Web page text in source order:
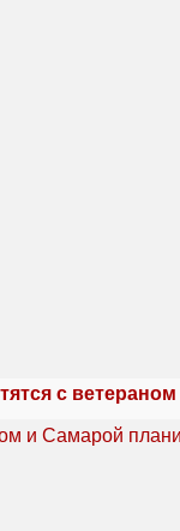
с